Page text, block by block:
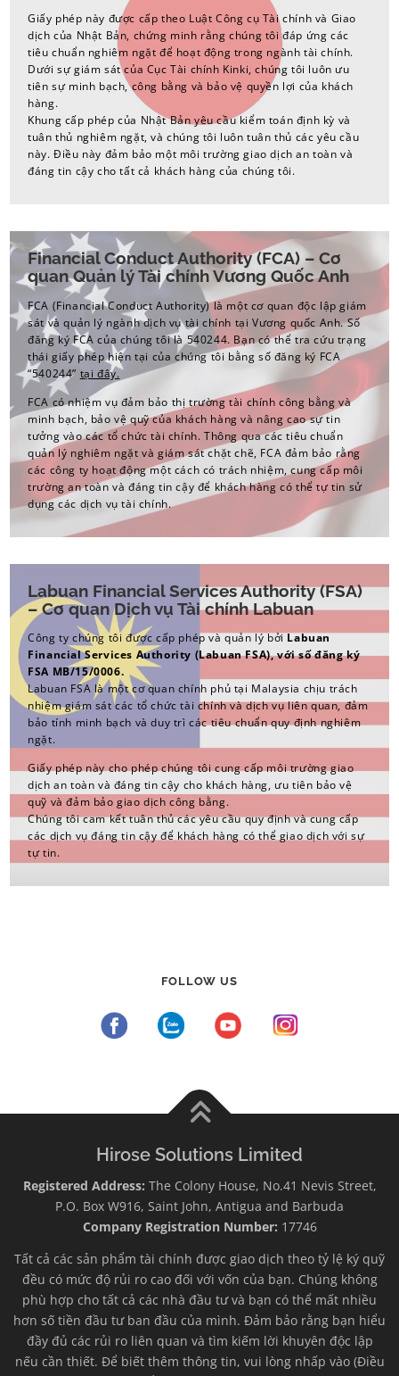
Giấy phép này được cấp theo Luật Công cụ Tài chính và Giao
dịch của Nhật Bản, chứng minh rằng chúng tôi đáp ứng các
tiêu chuẩn nghiêm ngặt để hoạt động trong ngành tài chính.
Dưới sự giám sát của Cục Tài chính Kinki, chúng tôi luôn ưu
tiên sự minh bạch, công bằng và bảo vệ quyền lợi của khách
hàng.
Khung cấp phép của Nhật Bản yêu cầu kiểm toán định kỳ và
tuân thủ nghiêm ngặt, và chúng tôi luôn tuân thủ các yêu cầu
này. Điều này đảm bảo một môi trường giao dịch an toàn và
đáng tin cậy cho tất cả khách hàng của chúng tôi.
Financial Conduct Authority (FCA) – Cơ
quan Quản lý Tài chính Vương Quốc Anh
FCA (Financial Conduct Authority) là một cơ quan độc lập giám
sát và quản lý ngành dịch vụ tài chính tại Vương quốc Anh. Số
đăng ký FCA của chúng tôi là 540244. Bạn có thể tra cứu trạng
thái giấy phép hiện tại của chúng tôi bằng số đăng ký FCA
“540244” tại đây.
FCA có nhiệm vụ đảm bảo thị trường tài chính công bằng và
minh bạch, bảo vệ quỹ của khách hàng và nâng cao sự tin
tưởng vào các tổ chức tài chính. Thông qua các tiêu chuẩn
quản lý nghiêm ngặt và giám sát chặt chẽ, FCA đảm bảo rằng
các công ty hoạt động một cách có trách nhiệm, cung cấp môi
trường an toàn và đáng tin cậy để khách hàng có thể tự tin sử
dụng các dịch vụ tài chính.
Labuan Financial Services Authority (FSA)
– Cơ quan Dịch vụ Tài chính Labuan
Công ty chúng tôi được cấp phép và quản lý bởiLabuan
Financial Services Authority (Labuan FSA), với số đăng ký
FSA MB/15/0006.
Labuan FSA là một cơ quan chính phủ tại Malaysia chịu trách
nhiệm giám sát các tổ chức tài chính và dịch vụ liên quan, đảm
bảo tính minh bạch và duy trì các tiêu chuẩn quy định nghiêm
ngặt.
Giấy phép này cho phép chúng tôi cung cấp môi trường giao
dịch an toàn và đáng tin cậy cho khách hàng, ưu tiên bảo vệ
quỹ và đảm bảo giao dịch công bằng.
Chúng tôi cam kết tuân thủ các yêu cầu quy định và cung cấp
các dịch vụ đáng tin cậy để khách hàng có thể giao dịch với sự
tự tin.
FOLLOW US
Hirose Solutions Limited
Registered Address: The Colony House, No.41 Nevis Street,
P.O. Box W916, Saint John, Antigua and Barbuda
Company Registration Number: 17746
Tất cả các sản phẩm tài chính được giao dịch theo tỷ lệ ký quỹ
đều có mức độ rủi ro cao đối với vốn của bạn. Chúng không
phù hợp cho tất cả các nhà đầu tư và bạn có thể mất nhiều
hơn số tiền đầu tư ban đầu của mình. Đảm bảo rằng bạn hiểu
đầy đủ các rủi ro liên quan và tìm kiếm lời khuyên độc lập
nếu cần thiết. Để biết thêm thông tin, vui lòng nhấp vào (Điều